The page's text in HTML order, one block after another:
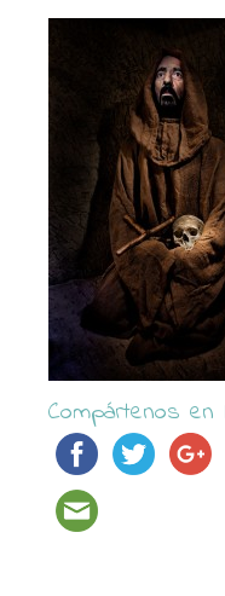
Compártenos en